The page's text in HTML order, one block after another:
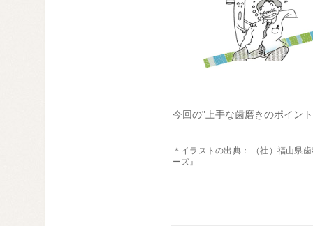
今回の"上手な歯磨きのポイ
＊イラストの出典： （社）福山県
ーズ』